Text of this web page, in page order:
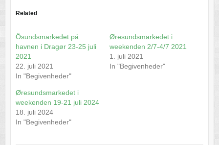
Related
Ösundsmarkedet på
havnen i Dragør 23-25 juli
2021
22. juli 2021
In "Begivenheder"
Øresundsmarkedet i
weekenden 2/7-4/7 2021
1. juli 2021
In "Begivenheder"
Øresundsmarkedet i
weekenden 19-21 juli 2024
18. juli 2024
In "Begivenheder"